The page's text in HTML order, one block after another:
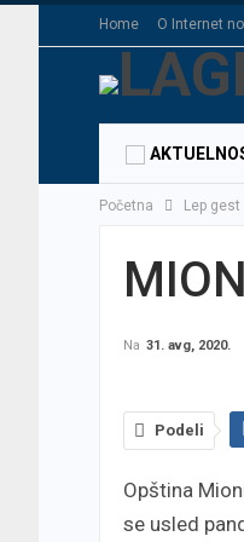
Home O Internet
Početna Lep gest
Na 31. avg, 2020.
Podeli
Opština
se usled